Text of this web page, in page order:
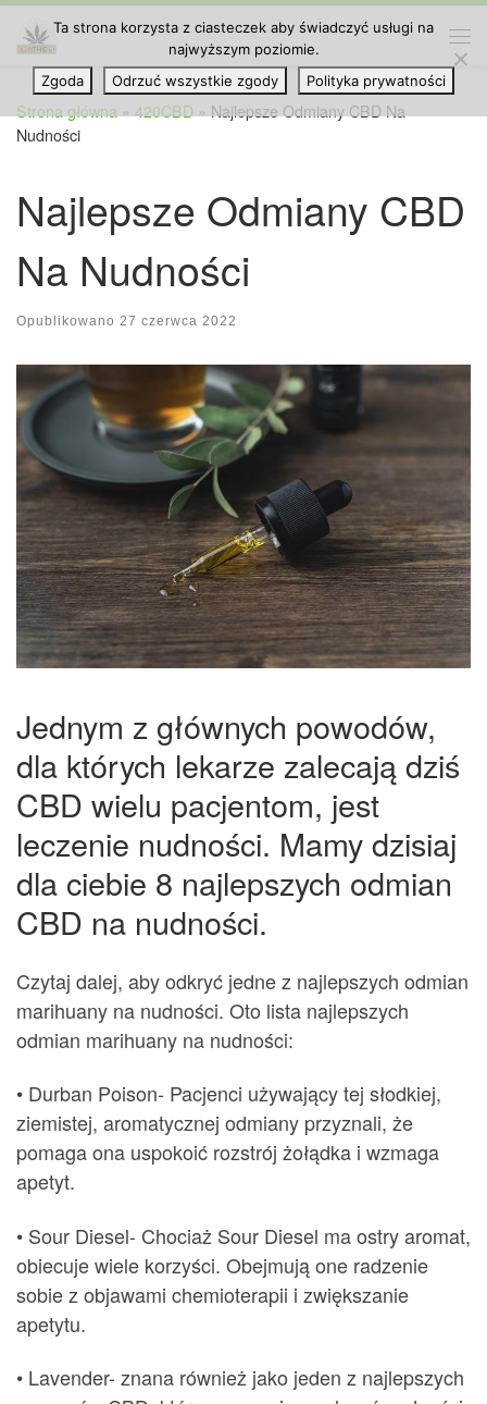
Przejdź do treści
Strona główna » 420CBD » Najlepsze Odmiany CBD Na
Nudności
Najlepsze Odmiany CBD
Na Nudności
Opublikowano 27 czerwca 2022
Jednym z głównych powodów,
dla których lekarze zalecają dziś
CBD wielu pacjentom, jest
leczenie nudności. Mamy dzisiaj
dla ciebie 8 najlepszych odmian
CBD na nudności.
Czytaj dalej, aby odkryć jedne z najlepszych odmian
marihuany na nudności. Oto lista najlepszych
odmian marihuany na nudności:
• Durban Poison- Pacjenci używający tej słodkiej,
ziemistej, aromatycznej odmiany przyznali, że
pomaga ona uspokoić rozstrój żołądka i wzmaga
apetyt.
• Sour Diesel- Chociaż Sour Diesel ma ostry aromat,
obiecuje wiele korzyści. Obejmują one radzenie
sobie z objawami chemioterapii i zwiększanie
apetytu.
• Lavender- znana również jako jeden z najlepszych
Ta strona korzysta z ciasteczek aby świadczyć usługi na
najwyższym poziomie.
Zgoda
Odrzuć wszystkie zgody Polityka prywatności